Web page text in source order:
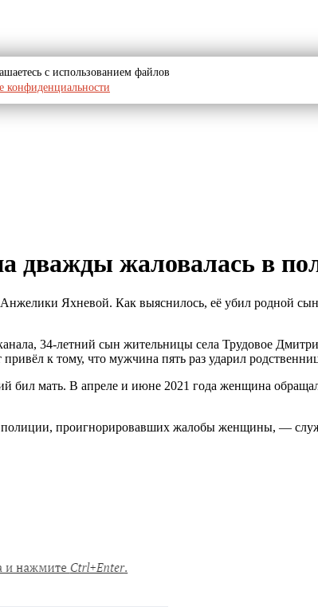
жаловалась в
Яхневой. Как выяснилось, её убил родной
34-летний сын жительницы села Трудовое
к тому, что мужчина пять раз ударил
бил мать. В апреле и июне 2021 года женщина
проигнорировавших жалобы женщины, —
с использованием файлов
конфиденциальности